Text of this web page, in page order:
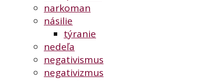
narkoman
násilie
týranie
nedeľa
negativismus
negativizmus